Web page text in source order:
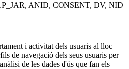
ANID, CONSENT, DV, NID
i activitat dels usuaris al lloc
de navegació dels seus usuaris per
de les dades d'ús que fan els